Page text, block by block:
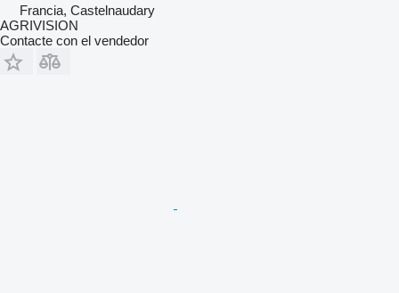
Francia, Castelnaudary
AGRIVISION
Contacte con el vendedor